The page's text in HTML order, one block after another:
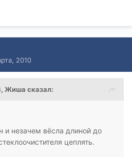
2010
Жиша сказал:
и незачем вёсла длиной до
цеплять.